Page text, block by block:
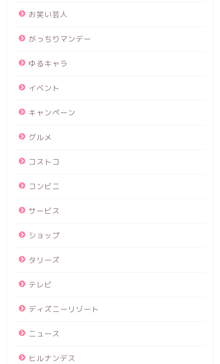
お笑い芸人
がっちりマンデー
ゆるキャラ
イベント
キャンペーン
グルメ
コストコ
コンビニ
サービス
ショップ
タリーズ
テレビ
ディズニーリゾート
ニュース
ヒルナンデス